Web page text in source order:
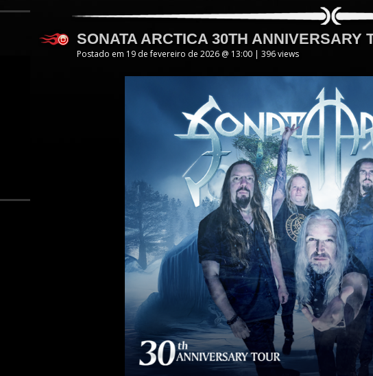
SONATA ARCTICA 30TH ANNIVERSARY
Postado em 19 de fevereiro de 2026 @ 13:00 | 396 views